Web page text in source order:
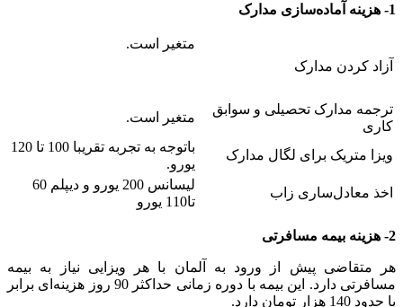
1- هزینه آماده‌سازی مدارک
آزاد کردن مدارک
متغیر است.
ترجمه مدارک تحصیلی و سوابق
کاری
متغیر است.
ویزا متریک برای لگال مدارک
باتوجه به تجربه تقریبا 100 تا 120
یورو.
اخذ معادل‌ساری زاب
لیسانس 200 یورو و دیپلم 60
تا110 یورو
2- هزینه بیمه مسافرتی
هر متقاضی پیش از ورود به آلمان با هر ویزایی نیاز به بیمه
مسافرتی دارد. این بیمه با دوره زمانی حداکثر 90 روز هزینه‌ای برابر
با حدود 140 هزار تومان دارد.